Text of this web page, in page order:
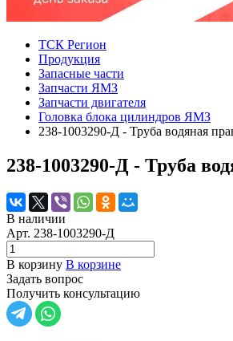
ТСК Регион
Продукция
Запасные части
Запчасти ЯМЗ
Запчасти двигателя
Головка блока цилиндров ЯМЗ
238-1003290-Д - Труба водяная
238-1003290-Д - Труба
В наличии
Арт. 238-1003290-Д
В корзину В корзине
Задать вопрос
Получить консультацию